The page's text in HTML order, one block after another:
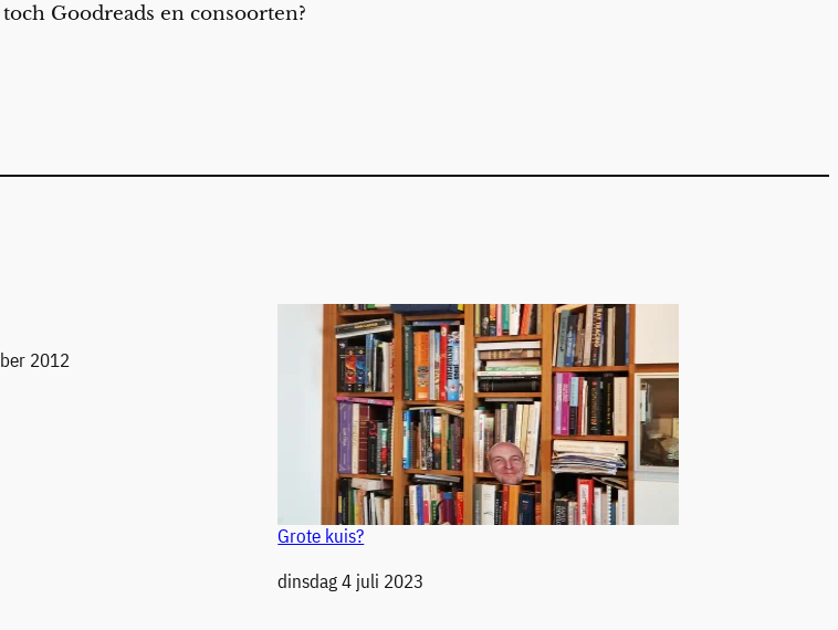
Goodreads en consoorten?
2012
Grote kuis?
Datum
dinsdag 4 juli 2023